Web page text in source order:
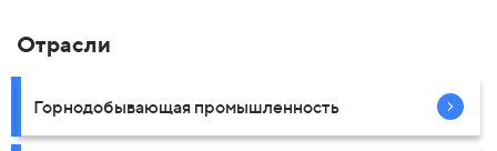
Отрасли
Горнодобывающая промышленность